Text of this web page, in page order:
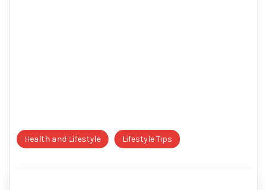
Health and Lifestyle Lifestyle Tips